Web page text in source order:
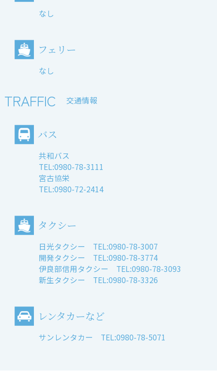
なし
フェリー
なし
TRAFFIC 交通情報
バス
共和バス
TEL:0980-78-3111
宮古協栄
TEL:0980-72-2414
タクシー
日光タクシー TEL:0980-78-3007
開発タクシー TEL:0980-78-3774
伊良部信用タクシー TEL:0980-78-3093
新生タクシー TEL:0980-78-3326
レンタカーなど
サンレンタカー TEL:0980-78-5071